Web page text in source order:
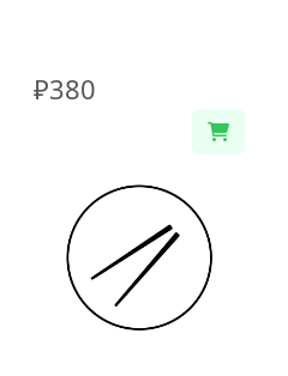
₽380